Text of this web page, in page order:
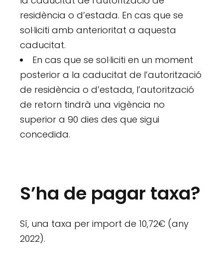
residència o d’estada. En cas que se
sol·liciti amb anterioritat a aquesta
caducitat.
En cas que se sol·liciti en un moment
posterior a la caducitat de l’autorització
de residència o d’estada, l’autorització
de retorn tindrà una vigència no
superior a 90 dies des que sigui
concedida.
S’ha de pagar taxa?
Sí, una taxa per import de 10,72€ (any
2022).